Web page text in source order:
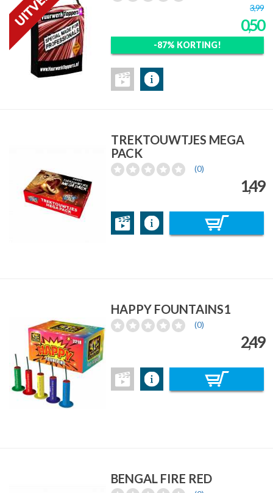
3,99
0,50
-87% KORTING!
TREKTOUWTJES MEGA
PACK
(0)
1,49
HAPPY FOUNTAINS1
(0)
2,49
BENGAL FIRE RED